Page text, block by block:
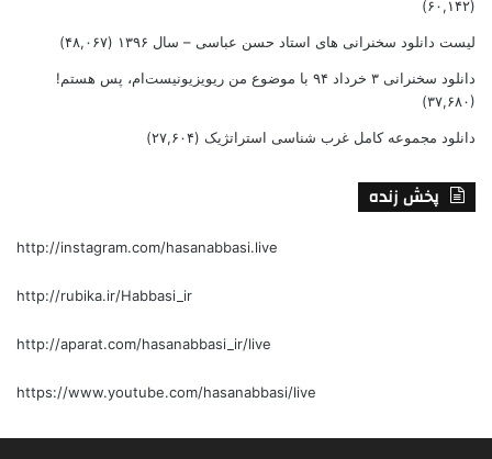
(۶۰,۱۴۲)
لیست دانلود سخنرانی های استاد حسن عباسی – سال ۱۳۹۶ (۴۸,۰۶۷)
دانلود سخنرانی ۳ خرداد ۹۴ با موضوع من ریویزیونیست‌ام، پس هستم!
(۳۷,۶۸۰)
دانلود مجموعه کامل غرب شناسی استراتژیک (۲۷,۶۰۴)
پخش زنده
http://instagram.com/hasanabbasi.live
http://rubika.ir/Habbasi_ir
http://aparat.com/hasanabbasi_ir/live
https://www.youtube.com/hasanabbasi/live